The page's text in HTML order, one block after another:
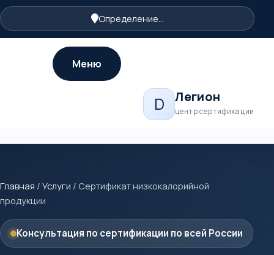
Определение...
D Легион
центр сертификации
Меню
Главная / Услуги / Сертификат низкокалорийной
продукции
Консультация по сертификации по всей России